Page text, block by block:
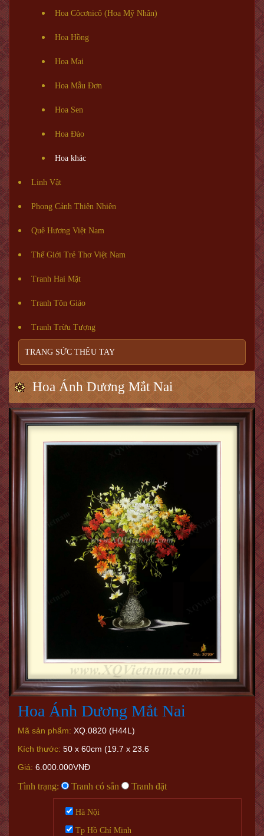
Hoa Côcơnicô (Hoa Mỹ Nhân)
Hoa Hồng
Hoa Mai
Hoa Mẫu Đơn
Hoa Sen
Hoa Đào
Hoa khác
Linh Vật
Phong Cảnh Thiên Nhiên
Quê Hương Việt Nam
Thế Giới Trẻ Thơ Việt Nam
Tranh Hai Mặt
Tranh Tôn Giáo
Tranh Trừu Tượng
TRANG SỨC THÊU TAY
Hoa Ánh Dương Mắt Nai
Hoa Ánh Dương Mắt Nai
Mã sản phẩm: XQ.0820 (H44L)
Kích thước: 50 x 60cm (19.7 x 23.6
Giá: 6.000.000VNĐ
Tình trạng: Tranh có sẵn Tranh đặt
Hà Nội
Tp Hồ Chí Minh